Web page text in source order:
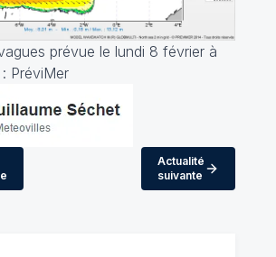
prévue le lundi 8 février à
PréviMer
Actualité
suivante